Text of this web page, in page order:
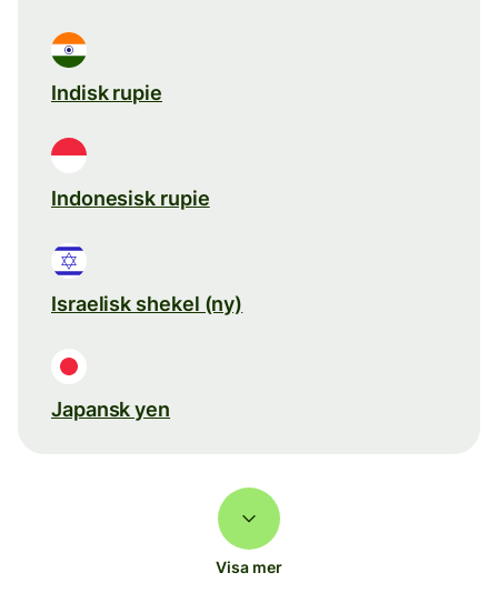
Indisk rupie
Indonesisk rupie
Israelisk shekel (ny)
Japansk yen
Visa mer